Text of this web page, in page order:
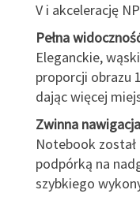
V i akcelerację
Pełna
Eleganckie,
proporcji obrazu
dając więcej
Zwinna nawigacja
Notebook
podpórką na
szybkiego